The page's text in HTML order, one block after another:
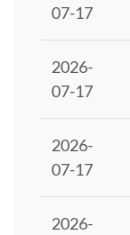
07-17
2026-
07-17
2026-
07-17
2026-